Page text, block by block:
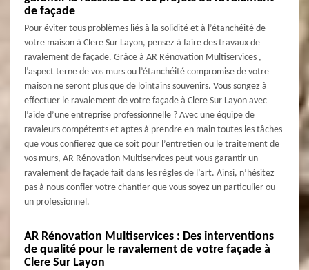
de façade
Pour éviter tous problèmes liés à la solidité et à l’étanchéité de
votre maison à Clere Sur Layon, pensez à faire des travaux de
ravalement de façade. Grâce à AR Rénovation Multiservices ,
l’aspect terne de vos murs ou l’étanchéité compromise de votre
maison ne seront plus que de lointains souvenirs. Vous songez à
effectuer le ravalement de votre façade à Clere Sur Layon avec
l’aide d’une entreprise professionnelle ? Avec une équipe de
ravaleurs compétents et aptes à prendre en main toutes les tâches
que vous confierez que ce soit pour l’entretien ou le traitement de
vos murs, AR Rénovation Multiservices peut vous garantir un
ravalement de façade fait dans les règles de l’art. Ainsi, n’hésitez
pas à nous confier votre chantier que vous soyez un particulier ou
un professionnel.
AR Rénovation Multiservices : Des interventions
de qualité pour le ravalement de votre façade à
Clere Sur Layon